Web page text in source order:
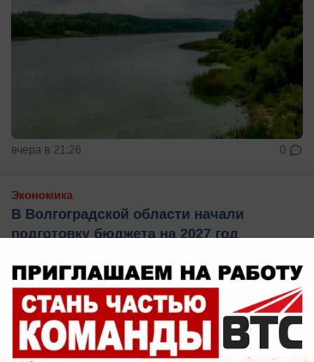
вчера в 21:26 0
Экономика
В Волгоградской области начали
подготовку бюджета на 2027 год